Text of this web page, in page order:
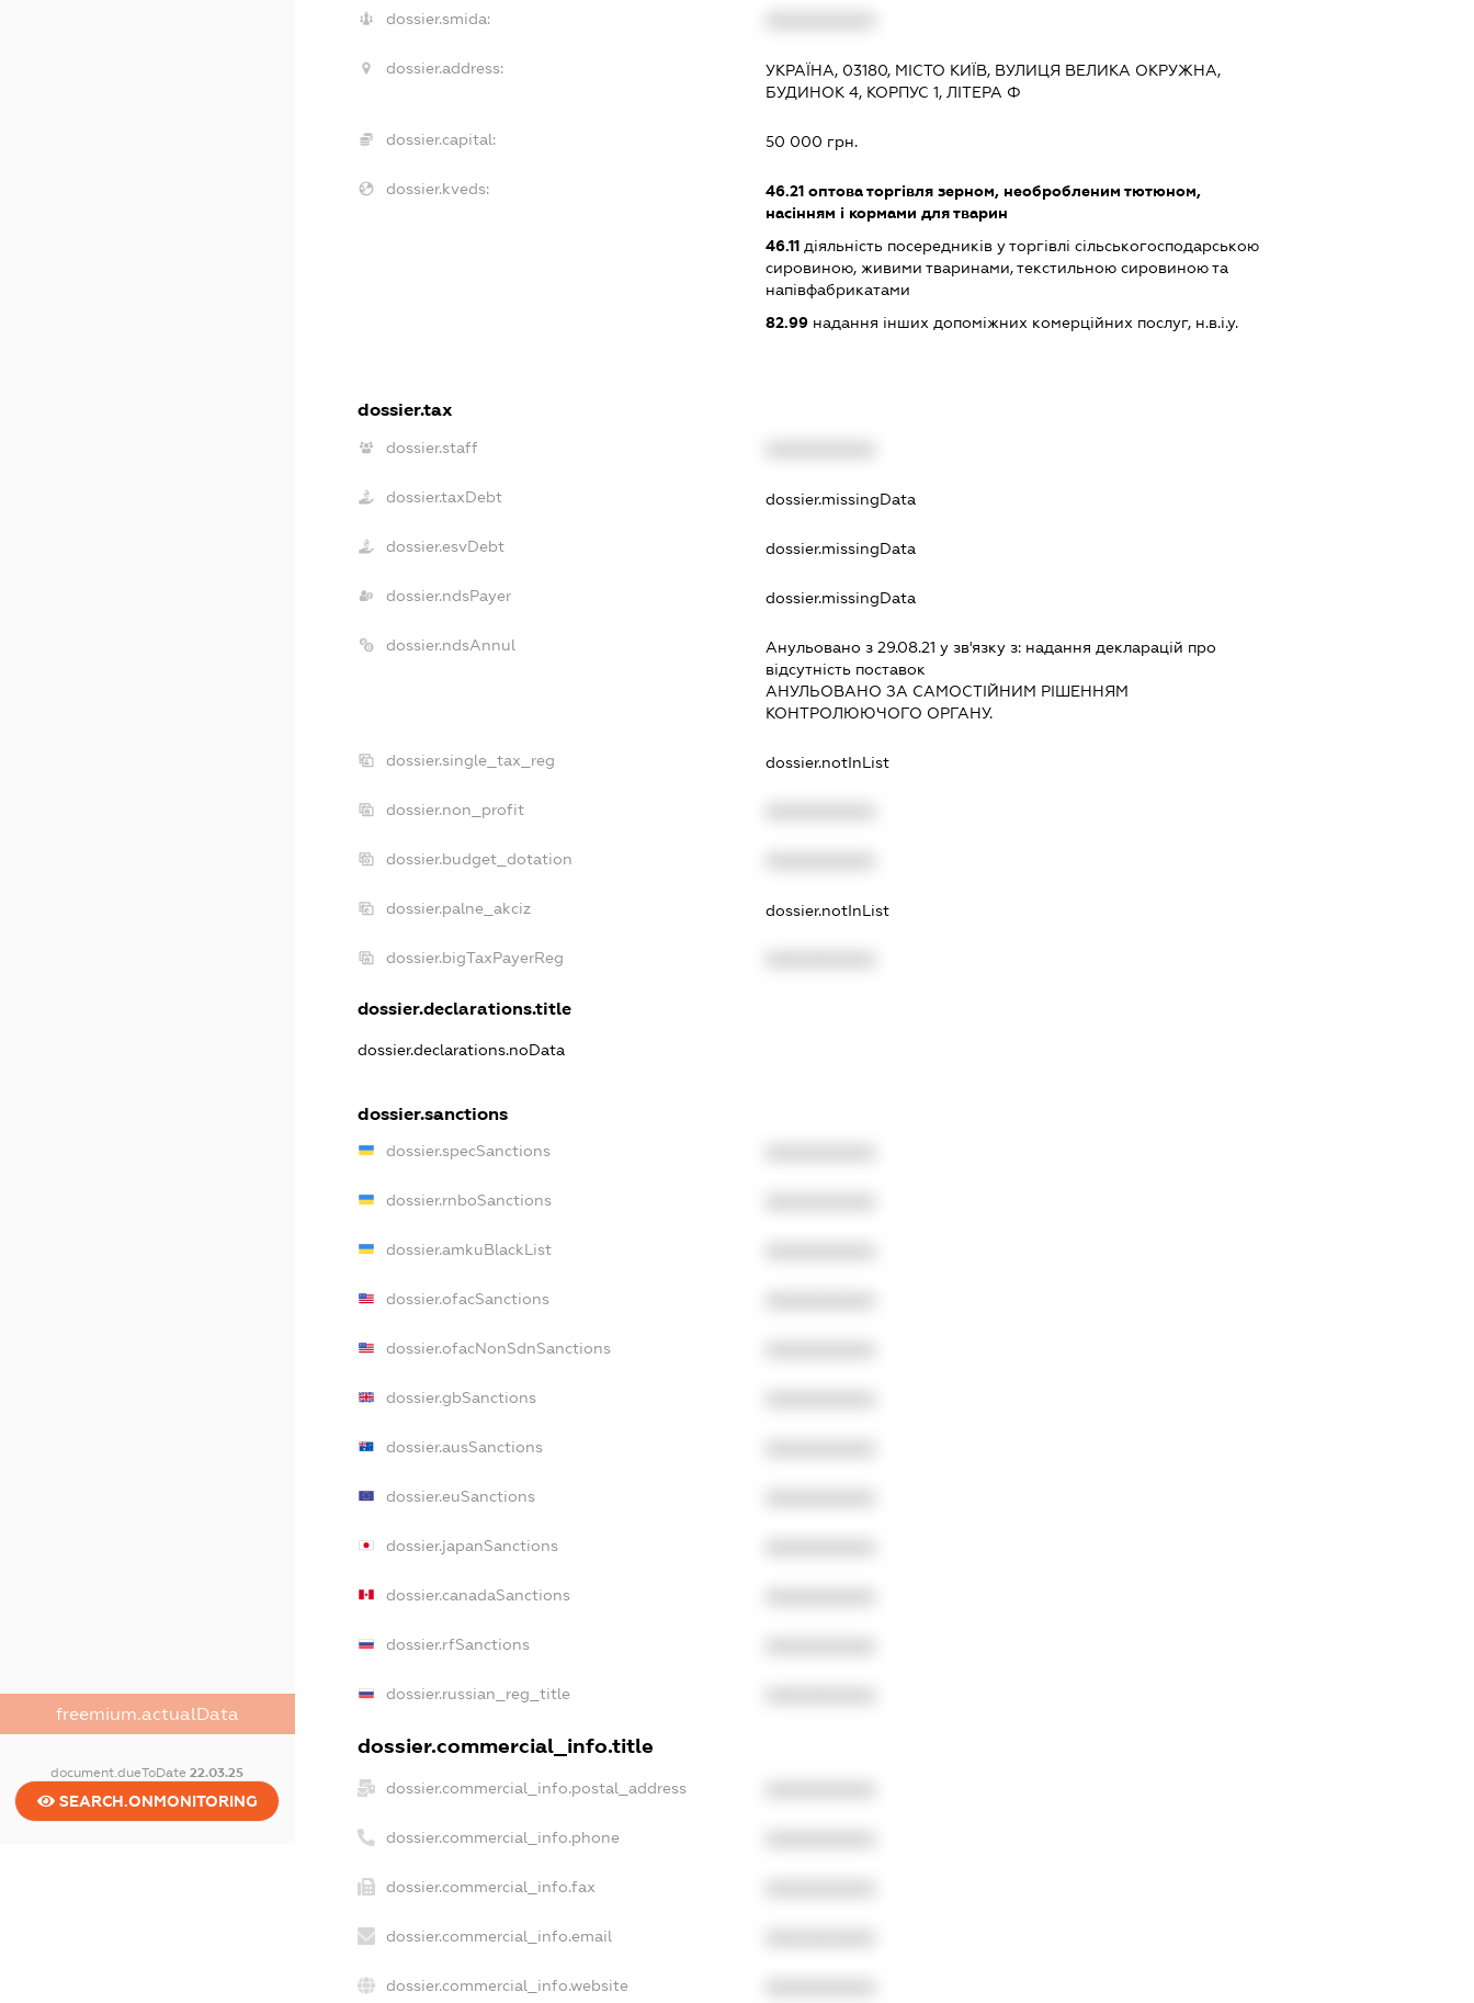
freemium.actualData
document.dueToDate22.03.25
SEARCH.ONMONITORING
dossier.smida:
dossier.address:
УКРАЇНА, 03180, МІСТО КИЇВ, ВУЛИЦЯ ВЕЛИКА ОКРУЖНА,
БУДИНОК 4, КОРПУС 1, ЛІТЕРА Ф
dossier.capital: 50 000 грн.
dossier.kveds: 46.21оптова торгівля зерном, необробленим тютюном,
насінням і кормами для тварин
46.11діяльність посередників у торгівлі сільськогосподарською
сировиною, живими тваринами, текстильною сировиною та
напівфабрикатами
82.99надання інших допоміжних комерційних послуг, н.в.і.у.
dossier.tax
dossier.staff
dossier.taxDebt dossier.missingData
dossier.esvDebt dossier.missingData
dossier.ndsPayer dossier.missingData
dossier.ndsAnnul Анульовано з 29.08.21 у зв'язку з: надання декларацiй про
вiдсутнiсть поставок
АНУЛЬОВАНО ЗА САМОСТIЙНИМ РIШЕННЯМ
КОНТРОЛЮЮЧОГО ОРГАНУ.
dossier.single_tax_reg dossier.notInList
dossier.non_profit
dossier.budget_dotation
dossier.palne_akciz dossier.notInList
dossier.bigTaxPayerReg
dossier.declarations.title
dossier.declarations.noData
dossier.sanctions
dossier.specSanctions
dossier.rnboSanctions
dossier.amkuBlackList
dossier.ofacSanctions
dossier.ofacNonSdnSanctions
dossier.gbSanctions
dossier.ausSanctions
dossier.euSanctions
dossier.japanSanctions
dossier.canadaSanctions
dossier.rfSanctions
dossier.russian_reg_title
dossier.commercial_info.title
dossier.commercial_info.postal_address
dossier.commercial_info.phone
dossier.commercial_info.fax
dossier.commercial_info.email
dossier.commercial_info.website